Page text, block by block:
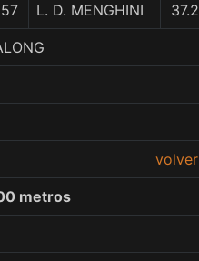
57 L. D. MENGHINI 37.2
volver
metros